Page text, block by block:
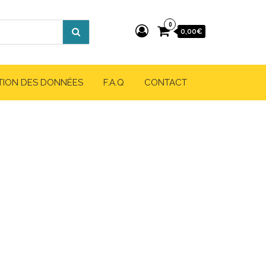
0
0,00€
DES DONNÉES F.A.Q CONTACT